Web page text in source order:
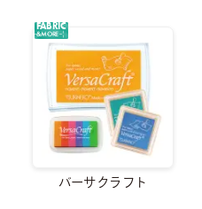
リンク
製品カタログ
オンラインショップ
ENGLISH
FABRIC
&MORE
バーサクラフト